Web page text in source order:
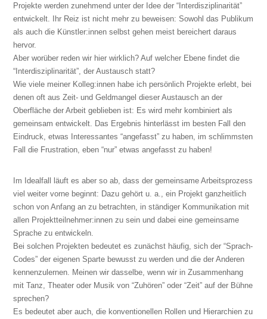
Projekte werden zunehmend unter der Idee der “Interdisziplinarität”
entwickelt. Ihr Reiz ist nicht mehr zu beweisen: Sowohl das Publikum
als auch die Künstler:innen selbst gehen meist bereichert daraus
hervor.
Aber worüber reden wir hier wirklich? Auf welcher Ebene findet die
“Interdisziplinarität”, der Austausch statt?
Wie viele meiner Kolleg:innen habe ich persönlich Projekte erlebt, bei
denen oft aus Zeit- und Geldmangel dieser Austausch an der
Oberfläche der Arbeit geblieben ist: Es wird mehr kombiniert als
gemeinsam entwickelt. Das Ergebnis hinterlässt im besten Fall den
Eindruck, etwas Interessantes “angefasst” zu haben, im schlimmsten
Fall die Frustration, eben “nur” etwas angefasst zu haben!
Im Idealfall läuft es aber so ab, dass der gemeinsame Arbeitsprozess
viel weiter vorne beginnt: Dazu gehört u. a., ein Projekt ganzheitlich
schon von Anfang an zu betrachten, in ständiger Kommunikation mit
allen Projektteilnehmer:innen zu sein und dabei eine gemeinsame
Sprache zu entwickeln.
Bei solchen Projekten bedeutet es zunächst häufig, sich der “Sprach-
Codes” der eigenen Sparte bewusst zu werden und die der Anderen
kennenzulernen. Meinen wir dasselbe, wenn wir in Zusammenhang
mit Tanz, Theater oder Musik von “Zuhören” oder “Zeit” auf der Bühne
sprechen?
Es bedeutet aber auch, die konventionellen Rollen und Hierarchien zu